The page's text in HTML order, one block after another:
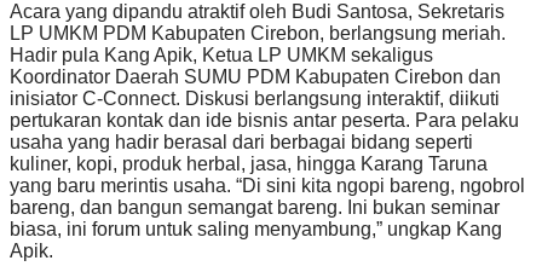
Acara yang dipandu atraktif oleh Budi Santosa, Sekretaris
LP UMKM PDM Kabupaten Cirebon, berlangsung meriah.
Hadir pula Kang Apik, Ketua LP UMKM sekaligus
Koordinator Daerah SUMU PDM Kabupaten Cirebon dan
inisiator C-Connect. Diskusi berlangsung interaktif, diikuti
pertukaran kontak dan ide bisnis antar peserta. Para pelaku
usaha yang hadir berasal dari berbagai bidang seperti
kuliner, kopi, produk herbal, jasa, hingga Karang Taruna
yang baru merintis usaha. “Di sini kita ngopi bareng, ngobrol
bareng, dan bangun semangat bareng. Ini bukan seminar
biasa, ini forum untuk saling menyambung,” ungkap Kang
Apik.